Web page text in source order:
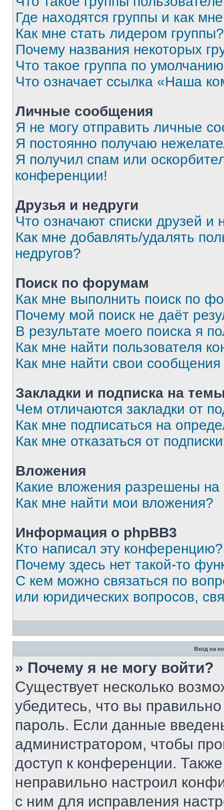
Где находятся группы и как
Как мне стать лидером группы?
Почему названия некоторых
Что такое группа по
Что означает ссылка «Наша
Личные сообщения
Я не могу отправить личные
Я постоянно получаю
Я получил спам или
конференции!
Друзья и недруги
Что означают списки друзей и
Как мне добавлять/удалять
недругов?
Поиск по форумам
Как мне выполнить поиск по
Почему мой поиск не даёт
В результате моего поиска я
Как мне найти пользователя
Как мне найти свои
Закладки и подписка на
Чем отличаются закладки от
Как мне подписаться на
Как мне отказаться от
Вложения
Какие вложения разрешены
Как мне найти мои вложения?
Информация о phpBB3
Кто написал эту конференцию?
Почему здесь нет такой-то
С кем можно связаться по
или юридических вопросов,
Вход на
» Почему я не могу войти?
Существует несколько
убедитесь, что вы
пароль. Если данные
администратором, чтобы
доступ к конференции.
неправильно настроил
с ним для исправления